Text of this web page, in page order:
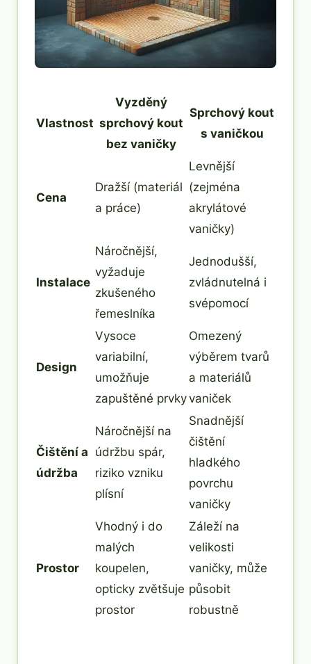
Vlastnost
Vyzděný
sprchový kout
bez vaničky
Sprchový kout
s vaničkou
Cena
Dražší (materiál
a práce)
Levnější
(zejména
akrylátové
vaničky)
Instalace
Náročnější,
vyžaduje
zkušeného
řemeslníka
Jednodušší,
zvládnutelná i
svépomocí
Design
Vysoce
variabilní,
umožňuje
zapuštěné prvky
Omezený
výběrem tvarů
a materiálů
vaniček
Čištění a
údržba
Náročnější na
údržbu spár,
riziko vzniku
plísní
Snadnější
čištění
hladkého
povrchu
vaničky
Prostor
Vhodný i do
malých
koupelen,
opticky zvětšuje
prostor
Záleží na
velikosti
vaničky, může
působit
robustně